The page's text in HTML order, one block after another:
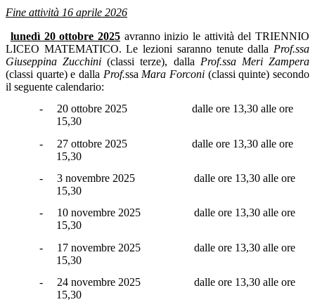
Fine attività 16 aprile 2026
lunedì 20 ottobre 2025 avranno inizio le attività del TRIENNIO
LICEO MATEMATICO. Le lezioni saranno tenute dalla Prof.ssa
Giuseppina Zucchini (classi terze), dalla Prof.ssa Meri Zampera
(classi quarte) e dalla Prof.ssa Mara Forconi (classi quinte) secondo
il seguente calendario:
-
20 ottobre 2025
dalle ore 13,30 alle ore
15,30
-
27 ottobre 2025
dalle ore 13,30 alle ore
15,30
-
3 novembre 2025
dalle ore 13,30 alle ore
15,30
-
10 novembre 2025
dalle ore 13,30 alle ore
15,30
-
17 novembre 2025
dalle ore 13,30 alle ore
15,30
-
24 novembre 2025
dalle ore 13,30 alle ore
15,30